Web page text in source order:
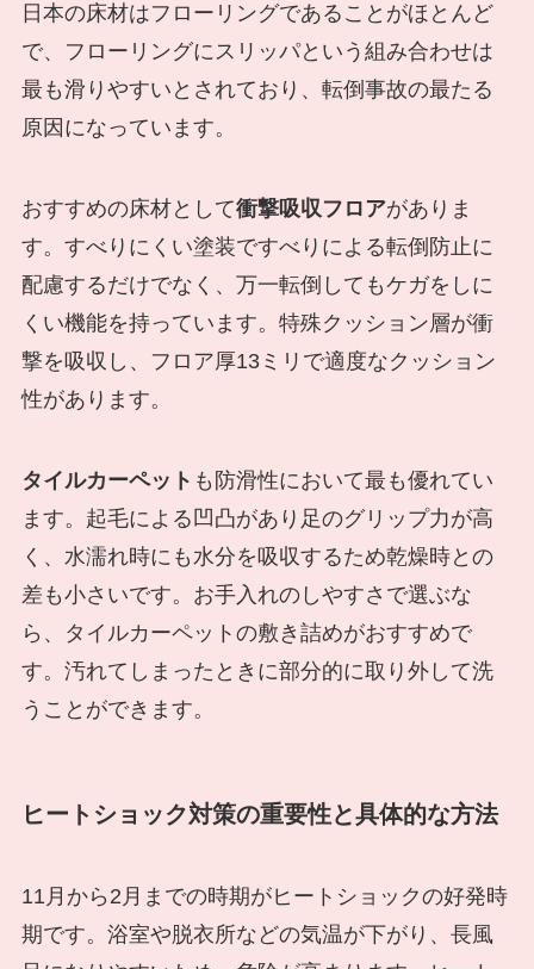
日本の床材はフローリングであることがほとんど
で、フローリングにスリッパという組み合わせは
最も滑りやすいとされており、転倒事故の最たる
原因になっています。
おすすめの床材として衝撃吸収フロアがありま
す。すべりにくい塗装ですべりによる転倒防止に
配慮するだけでなく、万一転倒してもケガをしに
くい機能を持っています。特殊クッション層が衝
撃を吸収し、フロア厚13ミリで適度なクッション
性があります。
タイルカーペット も防滑性において最も優れてい
ます。起毛による凹凸があり足のグリップ力が高
く、水濡れ時にも水分を吸収するため乾燥時との
差も小さいです。お手入れのしやすさで選ぶな
ら、タイルカーペットの敷き詰めがおすすめで
す。汚れてしまったときに部分的に取り外して洗
うことができます。
ヒートショック対策の重要性と具体的な方法
11月から2月までの時期がヒートショックの好発時
期です。浴室や脱衣所などの気温が下がり、長風